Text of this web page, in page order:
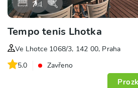
Tempo tenis Lhotka
Ve Lhotce 1068/3, 142 00, Praha
5.0
Zavřeno